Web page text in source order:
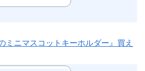
ミニマスコットキーホルダー』買え